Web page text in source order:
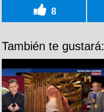
8
También te gustará: